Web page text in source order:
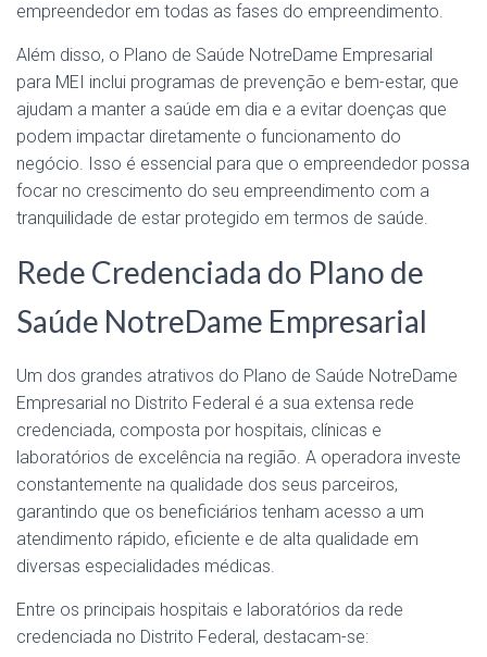
empreendedor em todas as fases do empreendimento.
Além disso, o Plano de Saúde NotreDame Empresarial
para MEI inclui programas de prevenção e bem-estar, que
ajudam a manter a saúde em dia e a evitar doenças que
podem impactar diretamente o funcionamento do
negócio. Isso é essencial para que o empreendedor possa
focar no crescimento do seu empreendimento com a
tranquilidade de estar protegido em termos de saúde.
Rede Credenciada do Plano de
Saúde NotreDame Empresarial
Um dos grandes atrativos do Plano de Saúde NotreDame
Empresarial no Distrito Federal é a sua extensa rede
credenciada, composta por hospitais, clínicas e
laboratórios de excelência na região. A operadora investe
constantemente na qualidade dos seus parceiros,
garantindo que os beneficiários tenham acesso a um
atendimento rápido, eficiente e de alta qualidade em
diversas especialidades médicas.
Entre os principais hospitais e laboratórios da rede
credenciada no Distrito Federal, destacam-se: